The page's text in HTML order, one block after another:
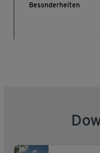
Besonderheiten